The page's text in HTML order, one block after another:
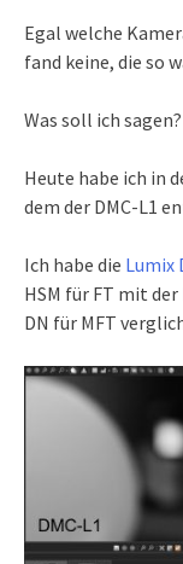
Egal welche
fand keine, die so
Was soll ich sagen?
Heute habe ich in
dem der DMC-L1
Ich habe die Lumix
HSM für FT mit der
DN für MFT